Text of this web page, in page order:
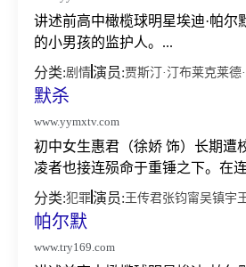
讲述前高中橄榄球明星埃迪·帕
的小男孩的监护人。...
分类:剧情演员:贾斯汀·汀布莱克莱德
默杀
www.yymxtv.com
初中女生惠君（徐娇 饰）长期遭
凌者也接连殒命于重锤之下。在
分类:犯罪演员: 王传君张钧甯吴镇宇
帕尔默
www.try169.com